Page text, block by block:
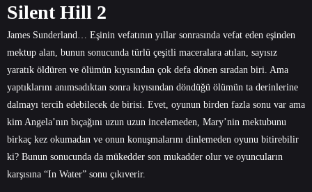
Silent Hill 2
James Sunderland… Eşinin vefatının yıllar sonrasında vefat eden eşinden
mektup alan, bunun sonucunda türlü çeşitli maceralara atılan, sayısız
yaratık öldüren ve ölümün kıyısından çok defa dönen sıradan biri. Ama
yaptıklarını anımsadıktan sonra kıyısından döndüğü ölümün ta derinlerine
dalmayı tercih edebilecek de birisi. Evet, oyunun birden fazla sonu var ama
kim Angela’nın bıçağını uzun uzun incelemeden, Mary’nin mektubunu
birkaç kez okumadan ve onun konuşmalarını dinlemeden oyunu bitirebilir
ki? Bunun sonucunda da mükedder son mukadder olur ve oyuncuların
karşısına “In Water” sonu çıkıverir.